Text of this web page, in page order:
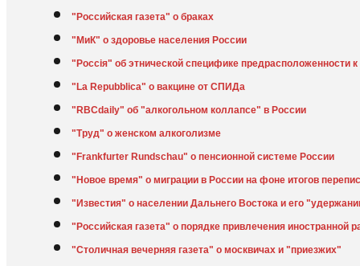
"Российская газета" о браках
"МиК" о здоровье населения России
"Россiя" об этнической специфике предрасположенности
"La Repubblica" о вакцине от СПИДа
"RBCdaily" об "алкогольном коллапсе" в России
"Труд" о женском алкоголизме
"Frankfurter Rundschau" о пенсионной системе России
"Новое время" о миграции в России на фоне итогов
"Известия" о населении Дальнего Востока и его
"Российская газета" о порядке привлечения иностранной
"Столичная вечерняя газета" о москвичах и "приезжих"